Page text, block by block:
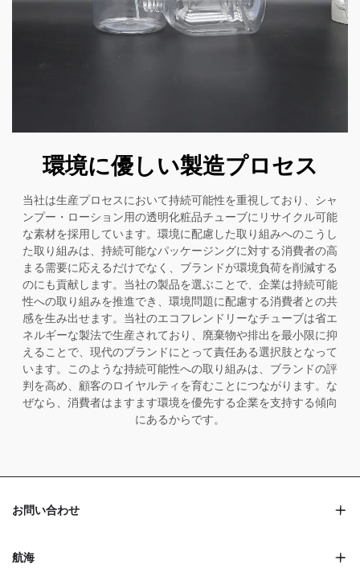
環境に優しい製造プロセス
当社は生産プロセスにおいて持続可能性を重視しており、シャ
ンプー・ローション用の透明化粧品チューブにリサイクル可能
な素材を採用しています。環境に配慮した取り組みへのこうし
た取り組みは、持続可能なパッケージングに対する消費者の高
まる需要に応えるだけでなく、ブランドが環境負荷を削減する
のにも貢献します。当社の製品を選ぶことで、企業は持続可能
性への取り組みを推進でき、環境問題に配慮する消費者との共
感を生み出せます。当社のエコフレンドリーなチューブは省エ
ネルギーな製法で生産されており、廃棄物や排出を最小限に抑
えることで、現代のブランドにとって責任ある選択肢となって
います。このような持続可能性への取り組みは、ブランドの評
判を高め、顧客のロイヤルティを育むことにつながります。な
ぜなら、消費者はますます環境を優先する企業を支持する傾向
にあるからです。
お問い合わせ
航海